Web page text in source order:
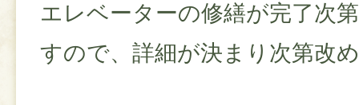
エレベーターの修繕が完了次
すので、詳細が決まり次第改